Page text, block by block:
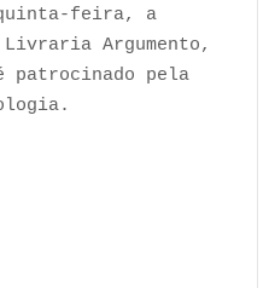
feira, a
Argumento,
pela